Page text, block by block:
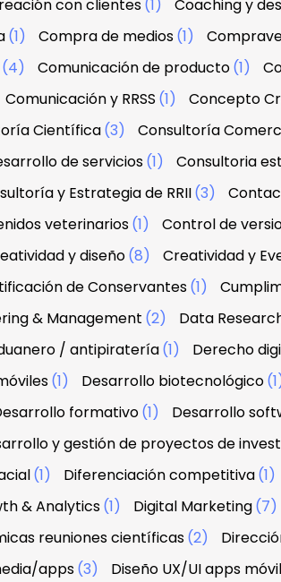
con clientes(1)
Coaching y
(1) Compra de medios(1)
(4) Comunicación de producto(1)
Comunicación y RRSS (1) Concepto
Científica(3) Consultoría
de servicios(1) Consultoria
y Estrategia de RRII(3)
veterinarios(1) Control de
y diseño(8) Creatividad y
de Conservantes(1)
& Management (2) Data
/ antipiratería(1)
Derecho
(1) Desarrollo biotecnológico
formativo(1) Desarrollo
y gestión de proyectos de
(1) Diferenciación competitiva(1)
& Analytics(1) Digital Marketing(7)
reuniones científicas(2)
apps(3) Diseño UX/UI apps